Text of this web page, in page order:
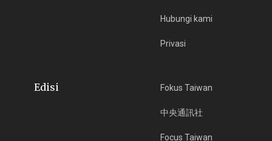
Hubungi kami
Privasi
Edisi Fokus Taiwan
中央通訊社
Focus Taiwan